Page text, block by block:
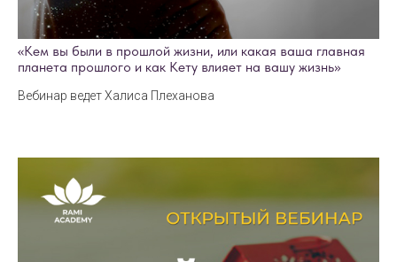
«Кем вы были в прошлой жизни, или какая ваша главная
планета прошлого и как Кету влияет на вашу жизнь»
Вебинар ведет Халиса Плеханова